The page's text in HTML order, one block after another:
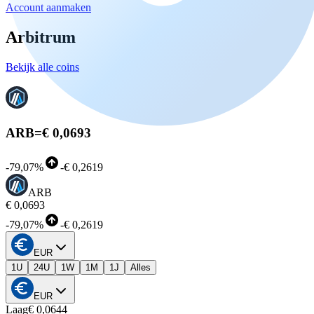
Account aanmaken
Arbitrum
Bekijk alle coins
ARB=€ 0,0693
-79,07% -€ 0,2619
ARB
€ 0,0693
-79,07% -€ 0,2619
EUR
1U
24U 1W 1M 1J Alles
EUR
Laag€ 0,0644